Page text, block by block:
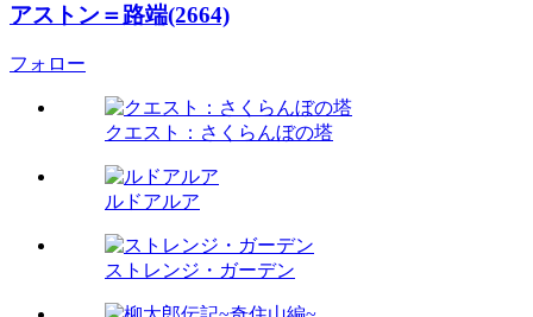
アストン＝路端(2664)
フォロー
クエスト：さくらんぼの塔
ルドアルア
ストレンジ・ガーデン